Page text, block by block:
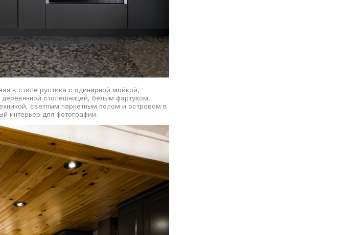
в стиле рустика с одинарной мойкой,
столешницей, белым фартуком,
светлым паркетным полом и островом в
интерьер для фотографии.